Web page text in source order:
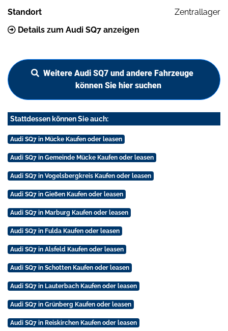
Standort
Zentrallager
Details zum Audi SQ7 anzeigen
Weitere Audi SQ7 und andere Fahrzeuge
können Sie hier suchen
Stattdessen können Sie auch:
Audi SQ7 in Mücke Kaufen oder leasen
Audi SQ7 in Gemeinde Mücke Kaufen oder leasen
Audi SQ7 in Vogelsbergkreis Kaufen oder leasen
Audi SQ7 in Gießen Kaufen oder leasen
Audi SQ7 in Marburg Kaufen oder leasen
Audi SQ7 in Fulda Kaufen oder leasen
Audi SQ7 in Alsfeld Kaufen oder leasen
Audi SQ7 in Schotten Kaufen oder leasen
Audi SQ7 in Lauterbach Kaufen oder leasen
Audi SQ7 in Grünberg Kaufen oder leasen
Audi SQ7 in Reiskirchen Kaufen oder leasen